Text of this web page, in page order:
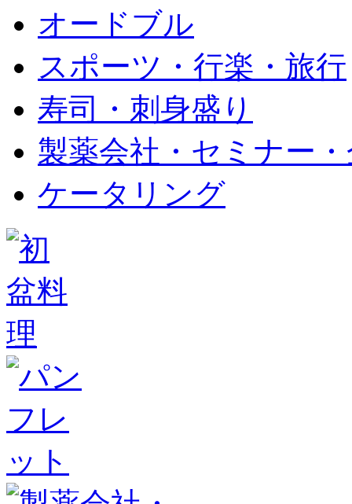
オードブル
スポーツ・行楽・旅行
寿司・刺身盛り
製薬会社・セミナー
ケータリング